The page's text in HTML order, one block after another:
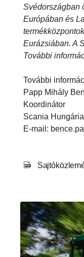
Svédországban
Európában és
Eurázsiában. A
További
További
Papp Mihály
Koordinátor
Scania
E-mail: